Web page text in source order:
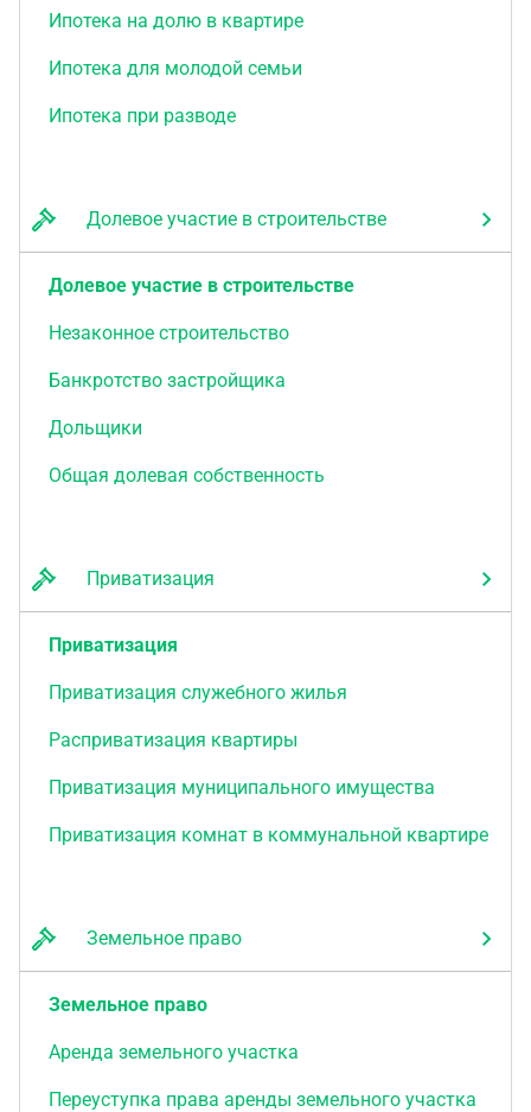
Ипотека на долю в квартире
Ипотека для молодой семьи
Ипотека при разводе
Долевое участие в строительстве
Долевое участие в строительстве
Незаконное строительство
Банкротство застройщика
Дольщики
Общая долевая собственность
Приватизация
Приватизация
Приватизация служебного жилья
Расприватизация квартиры
Приватизация муниципального имущества
Приватизация комнат в коммунальной квартире
Земельное право
Земельное право
Аренда земельного участка
Переуступка права аренды земельного участка